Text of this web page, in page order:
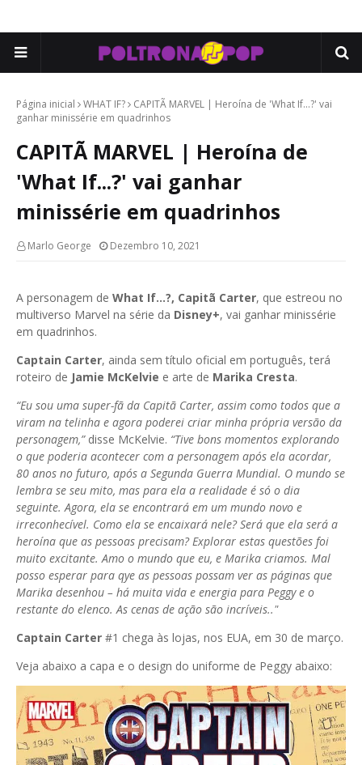
Página inicial WHAT IF?
CAPITÃ MARVEL | Heroína de 'What If...?' vai
ganhar minissérie em quadrinhos
CAPITÃ MARVEL | Heroína de
'What If...?' vai ganhar
minissérie em quadrinhos
Marlo George Dezembro 10, 2021
A personagem de What If…?, Capitã Carter, que estreou no
multiverso Marvel na série da Disney+, vai ganhar minissérie
em quadrinhos.
Captain Carter, ainda sem título oficial em português, terá
roteiro de Jamie McKelvie e arte de Marika Cresta.
“Eu sou uma super-fã da Capitã Carter, assim como todos que a
viram na telinha e agora poderei criar minha própria versão da
personagem,”disse McKelvie. “Tive bons momentos explorando
o que poderia acontecer com a personagem após ela acordar,
80 anos no futuro, após a Segunda Guerra Mundial. O mundo se
lembra se seu mito, mas para ela a realidade é só o dia
seguinte. Agora, ela se encontrará em um mundo novo e
irreconhecível. Como ela se encaixará nele? Será que ela será a
heroína que as pessoas precisam? Explorar estas questões foi
muito excitante. Amo o mundo que eu, e Marika criamos. Mal
posso esperar para qye as pessoas possam ver as páginas que
Marika desenhou – há muita vida e energia para Peggy e o
restante do elenco. As cenas de ação são incríveis.."
Captain Carter #1 chega às lojas, nos EUA, em 30 de março.
Veja abaixo a capa e o design do uniforme de Peggy abaixo: